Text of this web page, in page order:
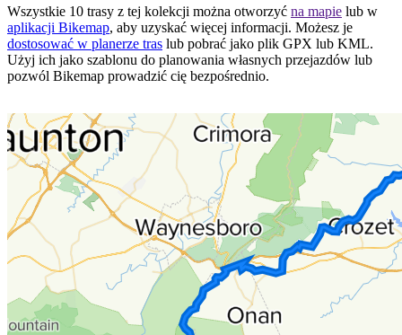
Wszystkie 10 trasy z tej kolekcji można otworzyć na mapie lub w
aplikacji Bikemap, aby uzyskać więcej informacji. Możesz je
dostosować w planerze tras lub pobrać jako plik GPX lub KML.
Użyj ich jako szablonu do planowania własnych przejazdów lub
pozwól Bikemap prowadzić cię bezpośrednio.